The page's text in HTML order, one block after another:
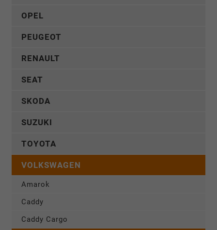
OPEL
PEUGEOT
RENAULT
SEAT
SKODA
SUZUKI
TOYOTA
VOLKSWAGEN
Amarok
Caddy
Caddy Cargo